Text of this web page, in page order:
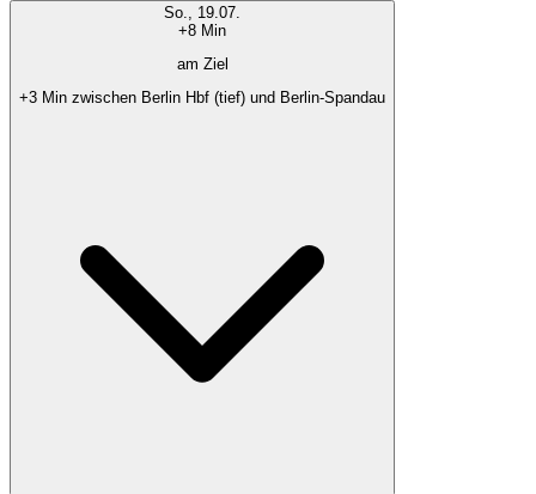
So., 19.07.
+8 Min
am Ziel
+3 Min zwischen Berlin Hbf (tief) und Berlin-Spandau